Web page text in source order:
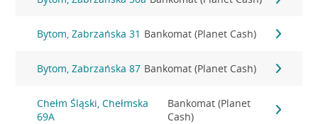
Bytom, Zabrzańska 31 Bankomat (Planet Cash)
Bytom, Zabrzańska 87 Bankomat (Planet Cash)
Chełm Śląski, Chełmska
69A
Bankomat (Planet
Cash)